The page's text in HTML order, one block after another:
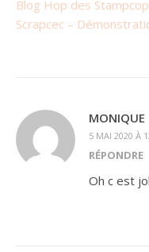
Blog Hop des
Scrapcec –
MONIQUE
5 MAI 2020 À
RÉPONDRE
Oh c est